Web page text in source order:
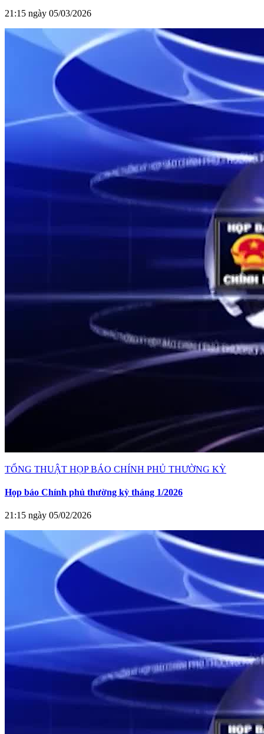
21:15 ngày 05/03/2026
TỔNG THUẬT HỌP BÁO CHÍNH PHỦ THƯỜNG KỲ
Họp báo Chính phủ thường kỳ tháng 1/2026
21:15 ngày 05/02/2026